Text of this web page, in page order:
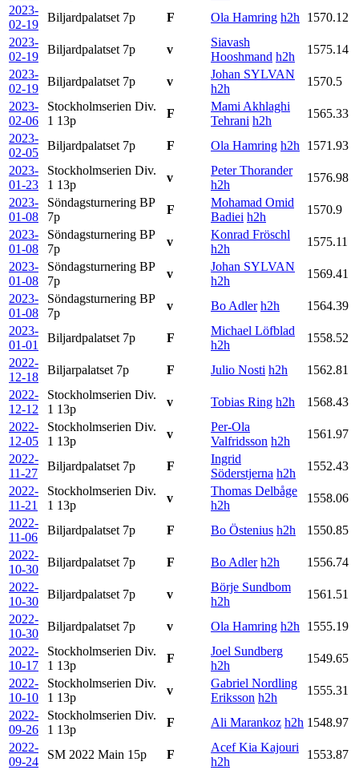
2023-
02-19
Biljardpalatset 7p F Ola Hamring h2h
1570.12
2023-
02-19
Biljardpalatset 7p v
Siavash
Hooshmand h2h
1575.14
2023-
02-19
Biljardpalatset 7p v
Johan SYLVAN
h2h
1570.5
2023-
02-06
Stockholmserien Div.
1 13p
F
Mami Akhlaghi
Tehrani h2h
1565.33
2023-
02-05
Biljardpalatset 7p F Ola Hamring h2h
1571.93
2023-
01-23
Stockholmserien Div.
1 13p
v
Peter Thorander
h2h
1576.98
2023-
01-08
Söndagsturnering BP
7p
F
Mohamad Omid
Badiei h2h
1570.9
2023-
01-08
Söndagsturnering BP
7p
v
Konrad Fröschl
h2h
1575.11
2023-
01-08
Söndagsturnering BP
7p
v
Johan SYLVAN
h2h
1569.41
2023-
01-08
Söndagsturnering BP
7p
v Bo Adler h2h
1564.39
2023-
01-01
Biljardpalatset 7p F
Michael Löfblad
h2h
1558.52
2022-
12-18
Biljarpalatset 7p F Julio Nosti h2h
1562.81
2022-
12-12
Stockholmserien Div.
1 13p
v Tobias Ring h2h
1568.43
2022-
12-05
Stockholmserien Div.
1 13p
v
Per-Ola
Valfridsson h2h
1561.97
2022-
11-27
Biljardpalatset 7p F
Ingrid
Söderstjerna h2h
1552.43
2022-
11-21
Stockholmserien Div.
1 13p
v
Thomas Delbåge
h2h
1558.06
2022-
11-06
Biljardpalatset 7p F Bo Östenius h2h
1550.85
2022-
10-30
Biljardpalatset 7p F Bo Adler h2h
1556.74
2022-
10-30
Biljardpalatset 7p v
Börje Sundbom
h2h
1561.51
2022-
10-30
Biljardpalatset 7p v Ola Hamring h2h
1555.19
2022-
10-17
Stockholmserien Div.
1 13p
F
Joel Sundberg
h2h
1549.65
2022-
10-10
Stockholmserien Div.
1 13p
v
Gabriel Nordling
Eriksson h2h
1555.31
2022-
09-26
Stockholmserien Div.
1 13p
F Ali Marankoz h2h 1548.97
2022-
09-24
SM 2022 Main 15p F
Acef Kia Kajouri
h2h
1553.87